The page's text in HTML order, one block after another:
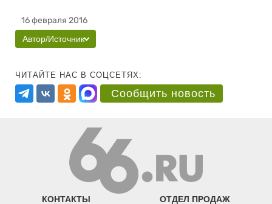
16 февраля 2016
Автор/Источник
ЧИТАЙТЕ НАС В СОЦСЕТЯХ:
Сообщить новость
КОНТАКТЫ ОТДЕЛ ПРОДАЖ